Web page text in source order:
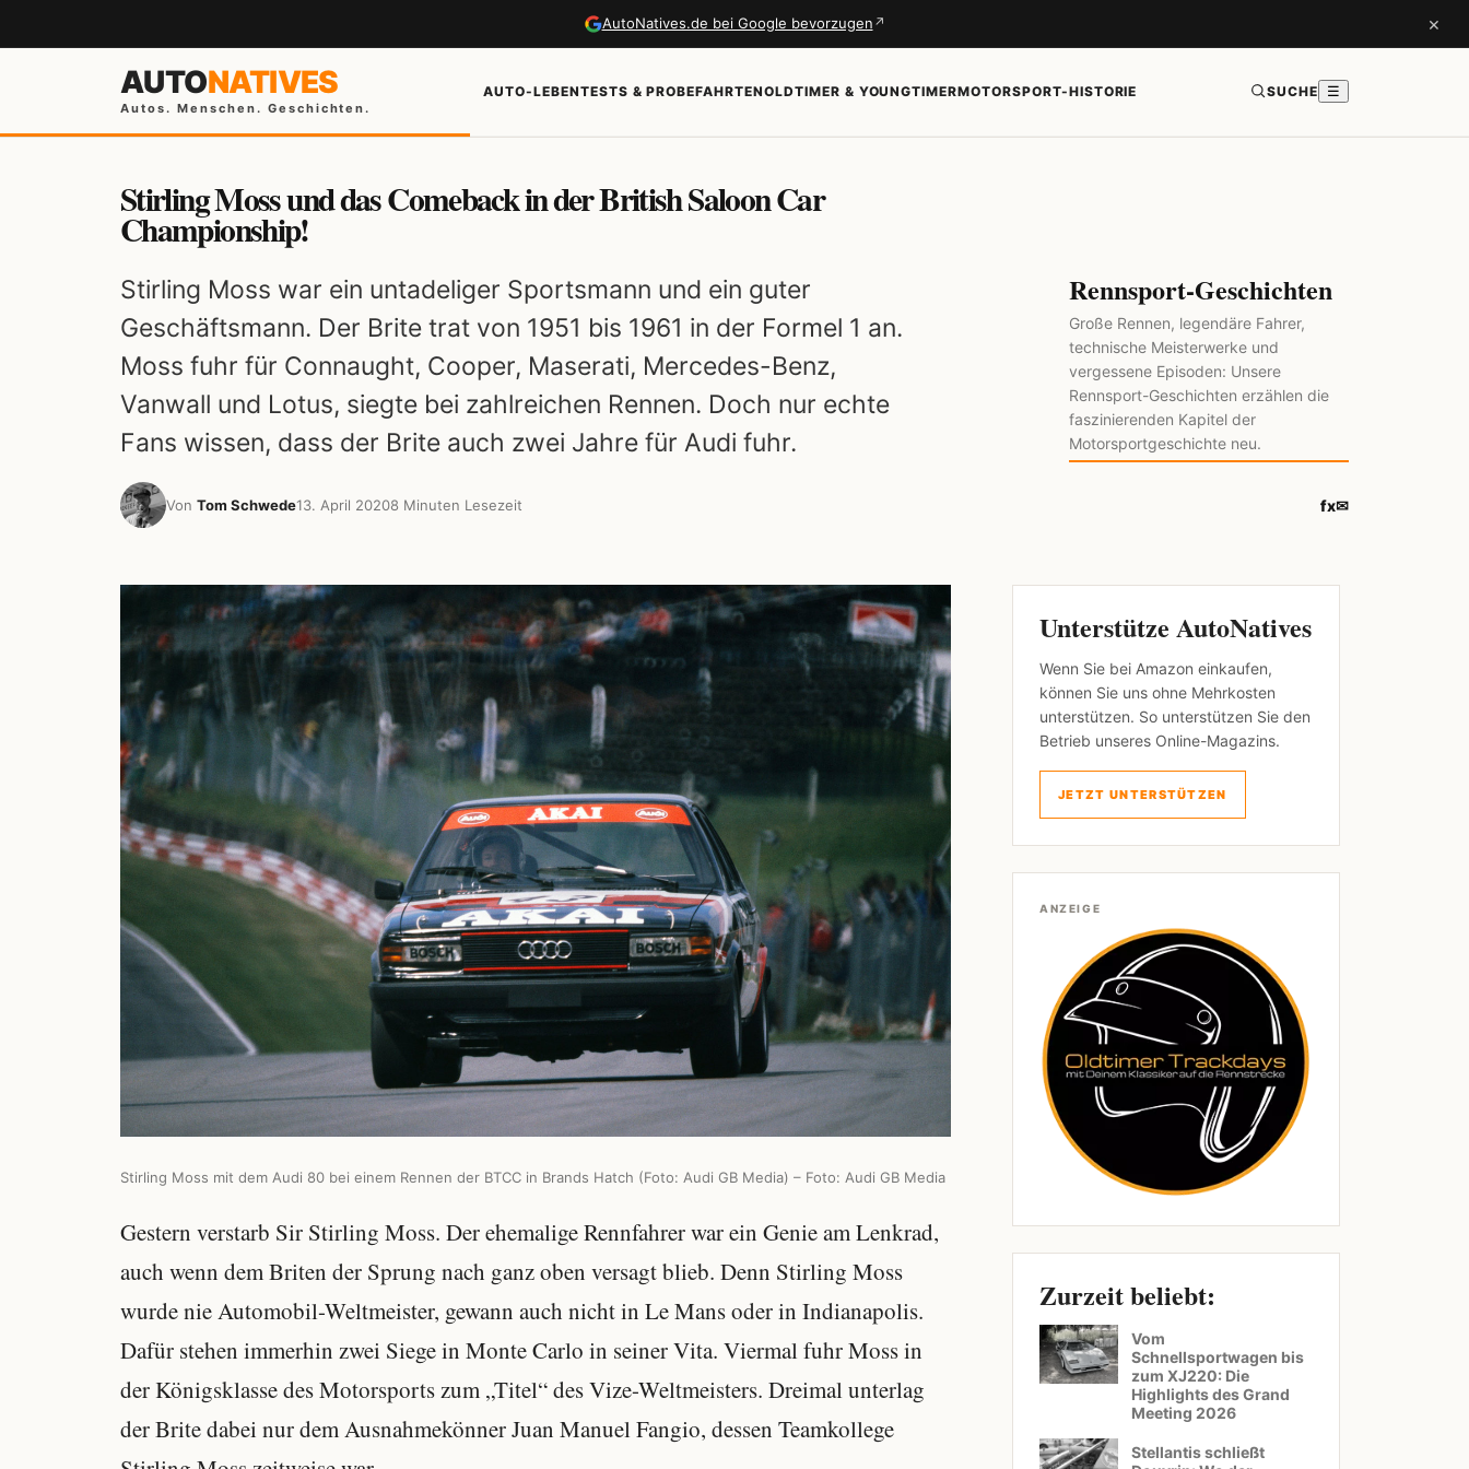
AutoNatives.de bei Google bevorzugen ↗ ×
AUTONATIVES
Autos. Menschen. Geschichten.
AUTO-LEBENTESTS & PROBEFAHRTENOLDTIMER & YOUNGTIMERMOTORSPORT-HISTORIE SUCHE ☰
Stirling Moss und das Comeback in der British Saloon Car
Championship!
Stirling Moss war ein untadeliger Sportsmann und ein guter
Geschäftsmann. Der Brite trat von 1951 bis 1961 in der Formel 1 an.
Moss fuhr für Connaught, Cooper, Maserati, Mercedes-Benz,
Vanwall und Lotus, siegte bei zahlreichen Rennen. Doch nur echte
Fans wissen, dass der Brite auch zwei Jahre für Audi fuhr.
Rennsport-Geschichten
Große Rennen, legendäre Fahrer,
technische Meisterwerke und
vergessene Episoden: Unsere
Rennsport-Geschichten erzählen die
faszinierenden Kapitel der
Motorsportgeschichte neu.
Von Tom Schwede13. April 20208 Minuten Lesezeit fx✉
Stirling Moss mit dem Audi 80 bei einem Rennen der BTCC in Brands Hatch (Foto: Audi GB Media) – Foto: Audi GB Media
Gestern verstarb Sir Stirling Moss. Der ehemalige Rennfahrer war ein Genie am Lenkrad,
auch wenn dem Briten der Sprung nach ganz oben versagt blieb. Denn Stirling Moss
wurde nie Automobil-Weltmeister, gewann auch nicht in Le Mans oder in Indianapolis.
Dafür stehen immerhin zwei Siege in Monte Carlo in seiner Vita. Viermal fuhr Moss in
der Königsklasse des Motorsports zum „Titel“ des Vize-Weltmeisters. Dreimal unterlag
der Brite dabei nur dem Ausnahmekönner Juan Manuel Fangio, dessen Teamkollege
Unterstütze AutoNatives
Wenn Sie bei Amazon einkaufen,
können Sie uns ohne Mehrkosten
unterstützen. So unterstützen Sie den
Betrieb unseres Online-Magazins.
JETZT UNTERSTÜTZEN
ANZEIGE
Zurzeit beliebt:
Vom
Schnellsportwagen bis
zum XJ220: Die
Highlights des Grand
Meeting 2026
Stellantis schließt